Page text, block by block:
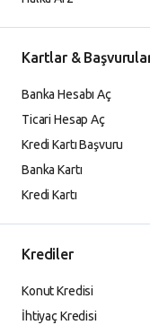
Kartlar &
Banka Hesabı Aç
Ticari Hesap Aç
Kredi Kartı Başvuru
Banka Kartı
Kredi Kartı
Krediler
Konut Kredisi
İhtiyaç Kredisi